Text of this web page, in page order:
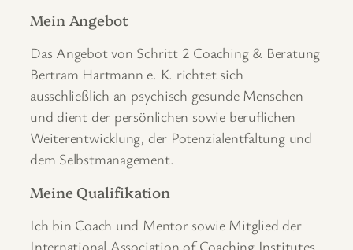
Mein Angebot
Das Angebot von Schritt 2 Coaching & Beratung
Bertram Hartmann e. K. richtet sich
ausschließlich an psychisch gesunde Menschen
und dient der persönlichen sowie beruflichen
Weiterentwicklung, der Potenzialentfaltung und
dem Selbstmanagement.
Meine Qualifikation
Ich bin Coach und Mentor sowie Mitglied der
International Association of Coaching Institutes